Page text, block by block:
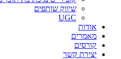
שיווק שותפים
UGC
אודות
מאמרים
קורסים
יצירת קשר